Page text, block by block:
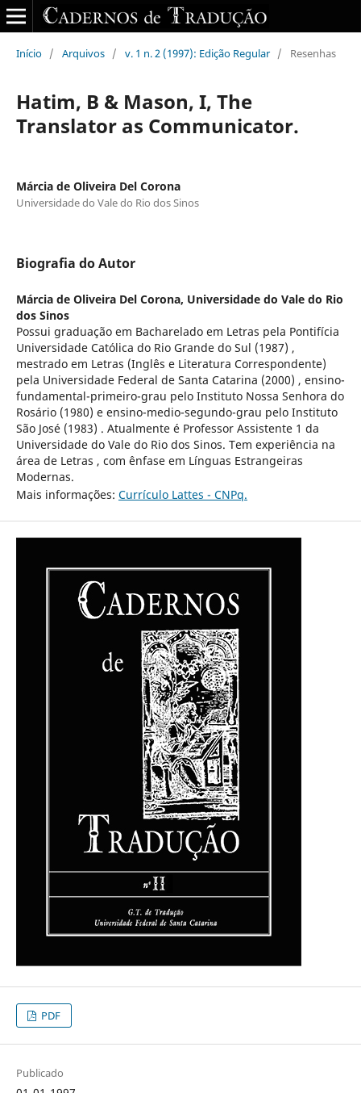
Início / Arquivos / v. 1 n. 2 (1997): Edição Regular / Resenhas
Hatim, B & Mason, I, The
Translator as Communicator.
Márcia de Oliveira Del Corona
Universidade do Vale do Rio dos Sinos
Biografia do Autor
Márcia de Oliveira Del Corona, Universidade do Vale do Rio
dos Sinos
Possui graduação em Bacharelado em Letras pela Pontifícia
Universidade Católica do Rio Grande do Sul (1987) ,
mestrado em Letras (Inglês e Literatura Correspondente)
pela Universidade Federal de Santa Catarina (2000) , ensino-
fundamental-primeiro-grau pelo Instituto Nossa Senhora do
Rosário (1980) e ensino-medio-segundo-grau pelo Instituto
São José (1983) . Atualmente é Professor Assistente 1 da
Universidade do Vale do Rio dos Sinos. Tem experiência na
área de Letras , com ênfase em Línguas Estrangeiras
Modernas.
Mais informações: Currículo Lattes - CNPq.
PDF
Publicado